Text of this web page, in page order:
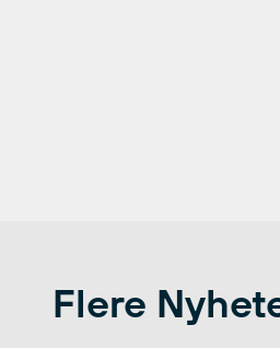
Flere